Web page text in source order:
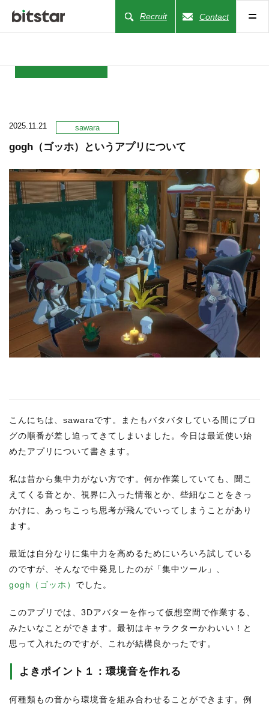
Recruit Contact
COMPANY
BUSINESS
WORKS
ACTION
RECRUIT
STAFF BLOG
CONTACT US
サイトマップ
プライバシーポリシー
2025.11.21 sawara
gogh（ゴッホ）というアプリについて
こんにちは、sawaraです。またもバタバタしている間にブロ
グの順番が差し迫ってきてしまいました。今日は最近使い始
めたアプリについて書きます。
私は昔から集中力がない方です。何か作業していても、聞こ
えてくる音とか、視界に入った情報とか、些細なことをきっ
かけに、あっちこっち思考が飛んでいってしまうことがあり
ます。
最近は自分なりに集中力を高めるためにいろいろ試している
のですが、そんなで中発見したのが「集中ツール」、
gogh（ゴッホ） でした。
このアプリでは、3Dアバターを作って仮想空間で作業する、
みたいなことができます。最初はキャラクターかわいい！と
思って入れたのですが、これが結構良かったです。
よきポイント１：環境音を作れる
何種類もの音から環境音を組み合わせることができます。例